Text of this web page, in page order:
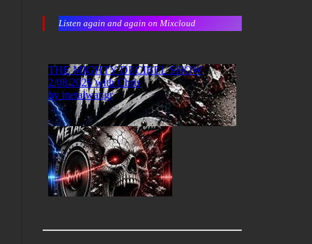
Listen again and again on Mixcloud